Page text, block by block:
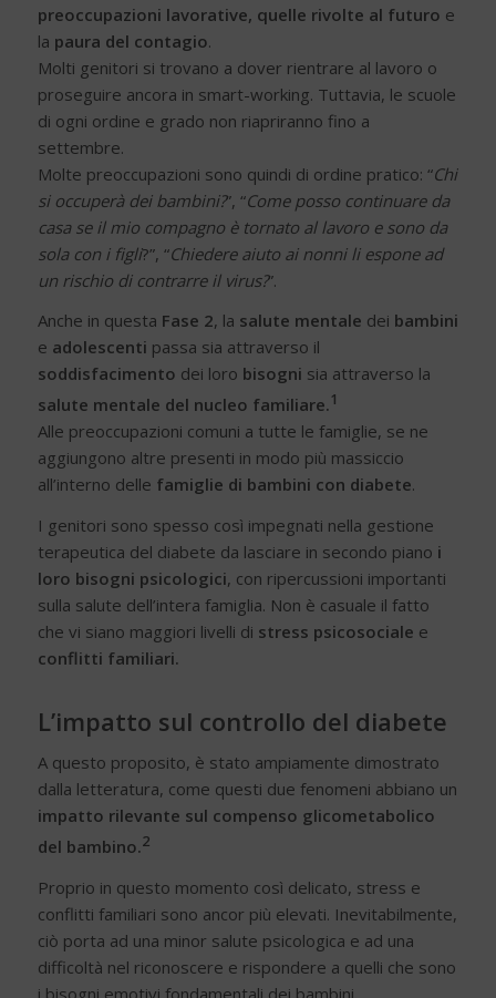
preoccupazioni lavorative, quelle rivolte al futuro e
la paura del contagio.
Molti genitori si trovano a dover rientrare al lavoro o
proseguire ancora in smart-working. Tuttavia, le scuole
di ogni ordine e grado non riapriranno fino a
settembre.
Molte preoccupazioni sono quindi di ordine pratico: “Chi
si occuperà dei bambini?”, “Come posso continuare da
casa se il mio compagno è tornato al lavoro e sono da
sola con i figli?”, “Chiedere aiuto ai nonni li espone ad
un rischio di contrarre il virus?”.
Anche in questa Fase 2, la salute mentale dei bambini
e adolescenti passa sia attraverso il
soddisfacimento dei loro bisogni sia attraverso la
salute mentale del nucleo familiare.1
Alle preoccupazioni comuni a tutte le famiglie, se ne
aggiungono altre presenti in modo più massiccio
all’interno delle famiglie di bambini con diabete.
I genitori sono spesso così impegnati nella gestione
terapeutica del diabete da lasciare in secondo piano i
loro bisogni psicologici, con ripercussioni importanti
sulla salute dell’intera famiglia. Non è casuale il fatto
che vi siano maggiori livelli di stress psicosociale e
conflitti familiari.
L’impatto sul controllo del diabete
A questo proposito, è stato ampiamente dimostrato
dalla letteratura, come questi due fenomeni abbiano un
impatto rilevante sul compenso glicometabolico
del bambino.2
Proprio in questo momento così delicato, stress e
conflitti familiari sono ancor più elevati. Inevitabilmente,
ciò porta ad una minor salute psicologica e ad una
difficoltà nel riconoscere e rispondere a quelli che sono
i bisogni emotivi fondamentali dei bambini.